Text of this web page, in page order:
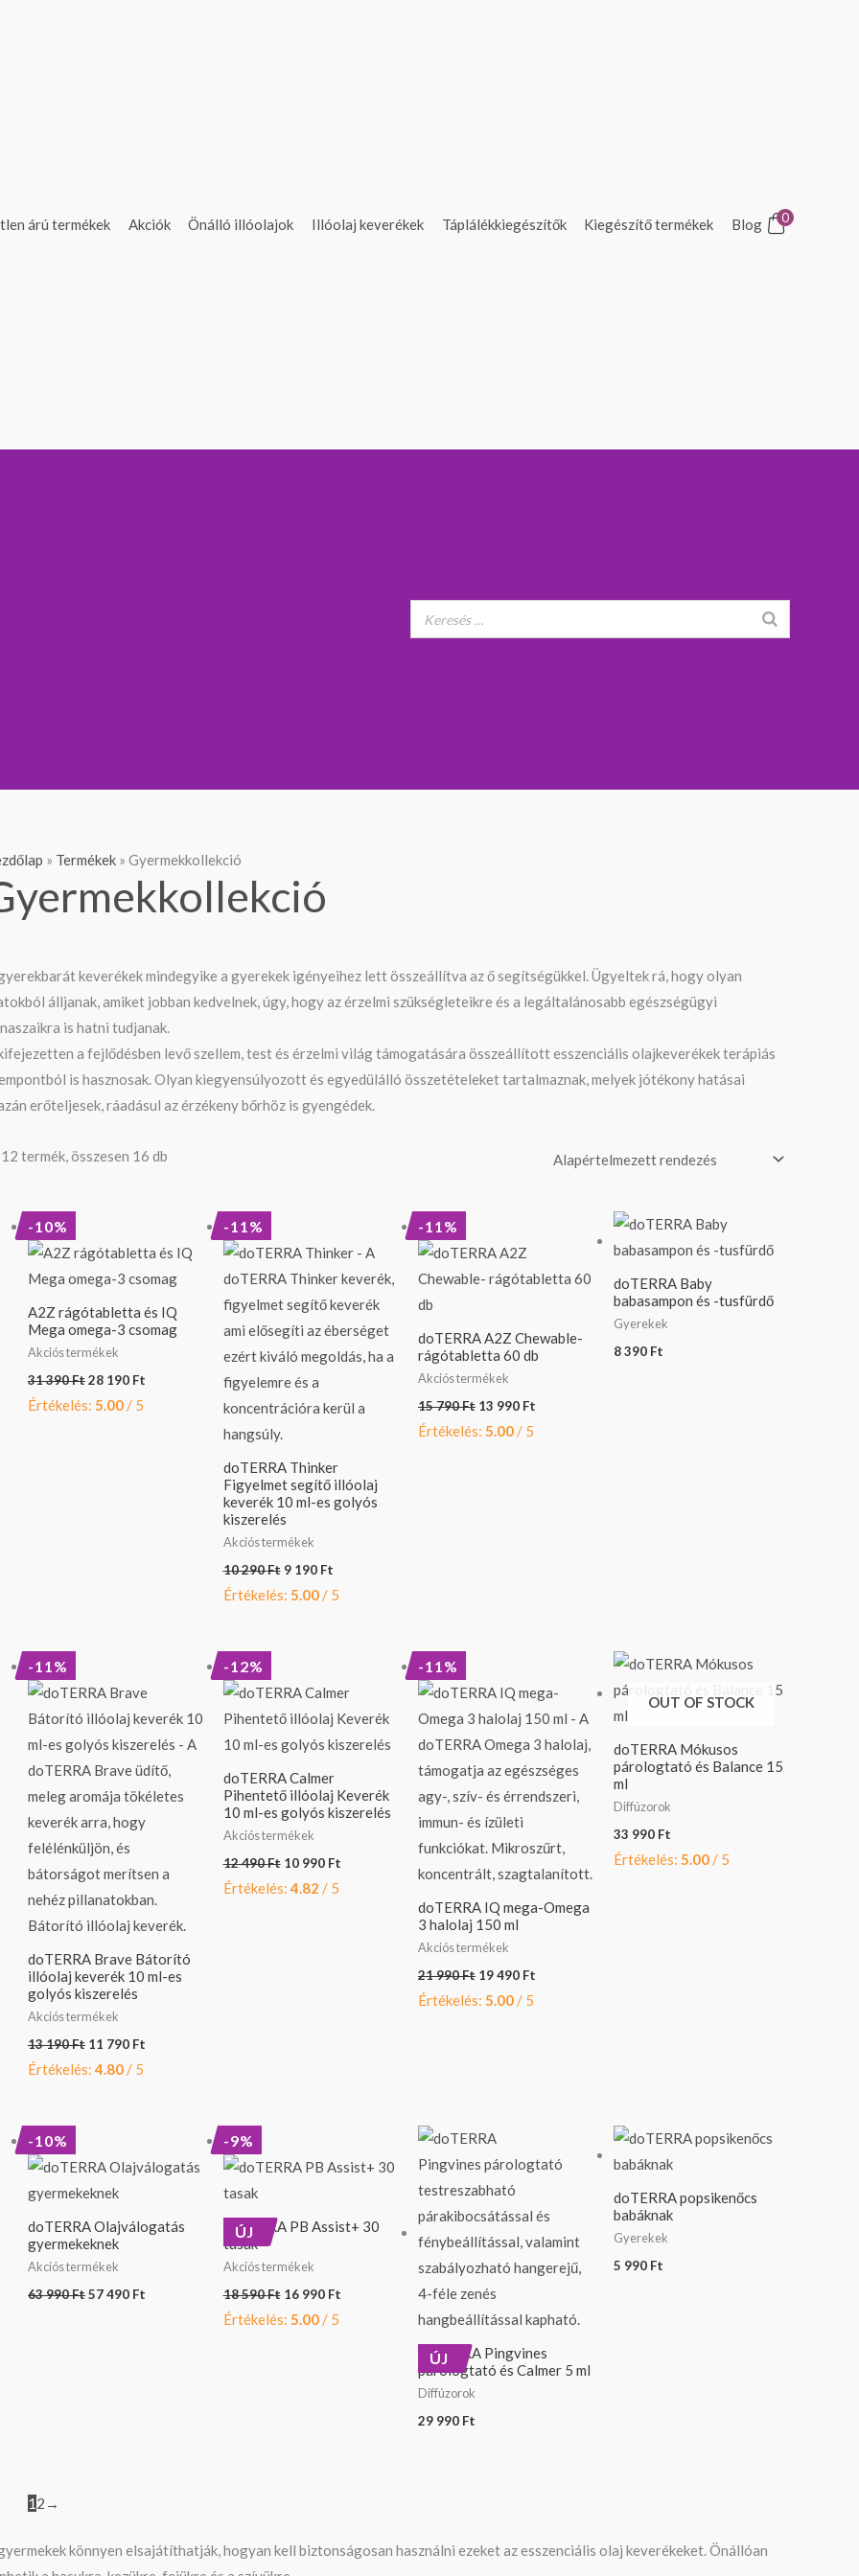
árú termékek Akciók Önálló illóolajok Illóolaj keverékek Táplálékkiegészítők Kiegészítő termékek Blog 0
» Termékek » Gyermekkollekció
keverékek mindegyike a gyerekek igényeihez lett összeállítva az ő segítségükkel. Ügyeltek rá, hogy olyan
álljanak, amiket jobban kedvelnek, úgy, hogy az érzelmi szükségleteikre és a legáltalánosabb egészségügyi
is hatni tudjanak.
a fejlődésben levő szellem, test és érzelmi világ támogatására összeállított esszenciális olajkeverékek terápiás
is hasznosak. Olyan kiegyensúlyozott és egyedülálló összetételeket tartalmaznak, melyek jótékony hatásai
erőteljesek, ráadásul az érzékeny bőrhöz is gyengédek.
termék, összesen 16 db
-10%
A2Z rágótabletta és IQ
Mega omega-3 csomag
Akciós termékek
31 390Ft
was:
390 Ft.
28 190 Ft
is:
190 Ft.
Értékelés: 5.00/ 5
-11%
doTERRA Thinker
Figyelmet segítő illóolaj
keverék 10 ml-es golyós
kiszerelés
Akciós termékek
10 290Ft
was:
290 Ft.
9 190 Ft
is:
190 Ft.
Értékelés: 5.00/ 5
-11%
doTERRA A2Z Chewable-
rágótabletta 60 db
Akciós termékek
15 790Ft
was:
790 Ft.
13 990 Ft
990 Ft.
Értékelés: 5.00/ 5
doTERRA Baby
babasampon és -tusfürdő
Gyerekek
8 390 Ft
-11%
doTERRA Brave Bátorító
illóolaj keverék 10 ml-es
golyós kiszerelés
Akciós termékek
13 190Ft
was:
190 Ft.
11 790 Ft
is:
790 Ft.
Értékelés:4.80/ 5
-12%
doTERRA Calmer
Pihentető illóolaj Keverék
10 ml-es golyós kiszerelés
Akciós termékek
12 490Ft
was:
490 Ft.
10 990 Ft
is:
990 Ft.
Értékelés:4.82 / 5
-11%
doTERRA IQ mega-Omega
3 halolaj 150 ml
Akciós termékek
21 990Ft
was:
990 Ft.
19 490 Ft
is:
490 Ft.
Értékelés: 5.00/ 5
OUT OF STOCK
doTERRA Mókusos
párologtató és Balance 15
ml
Diffúzorok
33 990 Ft
Értékelés: 5.00/ 5
-10%
doTERRA Olajválogatás
gyermekeknek
Akciós termékek
63 990Ft
was:
990 Ft.
57 490 Ft
is:
-9%
ÚJ
doTERRA PB Assist+ 30
tasak
Akciós termékek
18 590Ft
was:
16 990 Ft
is:
Értékelés: 5.00/ 5
ÚJ
doTERRA Pingvines
párologtató és Calmer 5 ml
Diffúzorok
29 990 Ft
doTERRA popsikenőcs
babáknak
Gyerekek
5 990 Ft
1 2 →
könnyen elsajátíthatják, hogyan kell biztonságosan használni ezeket az esszenciális olaj keverékeket. Önállóan